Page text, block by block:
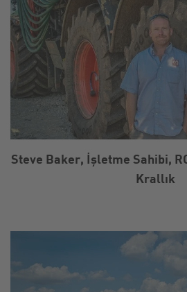
Steve Baker, İşletme Sahibi,
Krallık